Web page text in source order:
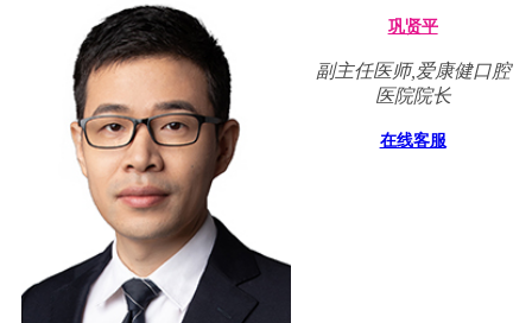
巩贤平
副主任医师,爱康健口腔
医院院长
在线客服